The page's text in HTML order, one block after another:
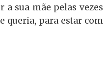
a sua mãe pelas vezes
queria, para estar com